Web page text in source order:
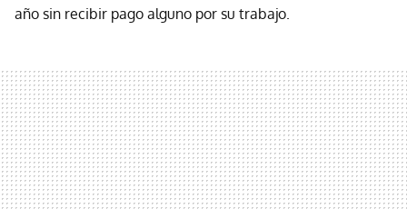
año sin recibir pago alguno por su trabajo.